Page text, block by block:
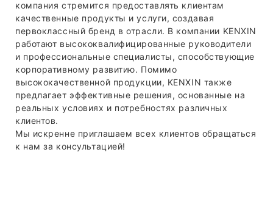
компания стремится предоставлять клиентам
качественные продукты и услуги, создавая
первоклассный бренд в отрасли. В компании KENXIN
работают высококвалифицированные руководители
и профессиональные специалисты, способствующие
корпоративному развитию. Помимо
высококачественной продукции, KENXIN также
предлагает эффективные решения, основанные на
реальных условиях и потребностях различных
клиентов.
Мы искренне приглашаем всех клиентов обращаться
к нам за консультацией!